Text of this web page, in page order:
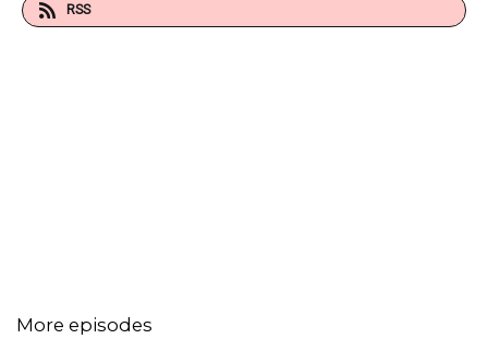
Coordonnateur : Clément Turpin
RSS
More episodes